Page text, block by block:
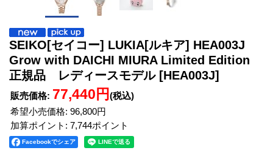
SEIKO[セイコー] LUKIA[ルキア] HEA003J
Grow with DAICHI MIURA Limited Edition
正規品 レディースモデル [HEA003J]
販売価格: 77,440円 (税込)
希望小売価格: 96,800円
加算ポイント: 7,744ポイント
Facebookでシェア